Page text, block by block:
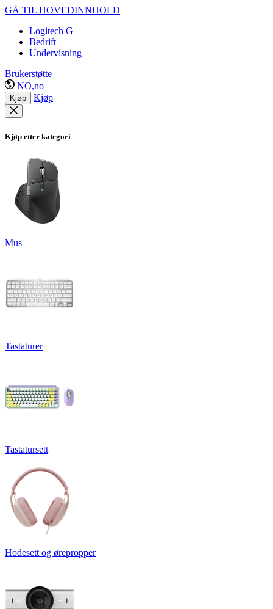
GÅ TIL HOVEDINNHOLD
Logitech G
Bedrift
Undervisning
Brukerstøtte
NO,no
Kjøp Kjøp
Kjøp etter kategori
Mus
Tastaturer
Tastatursett
Hodesett og ørepropper